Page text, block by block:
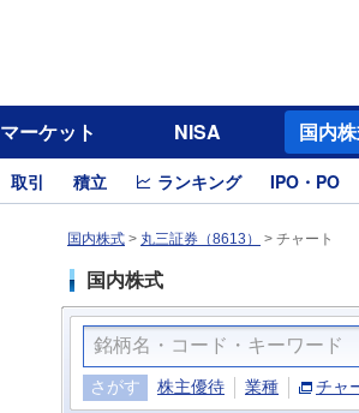
マーケット NISA 国内
取引 積立 ランキング IPO・PO
国内株式 > 丸三証券（8613） > チャート
国内株式
さがす 株主優待 業種 チャ